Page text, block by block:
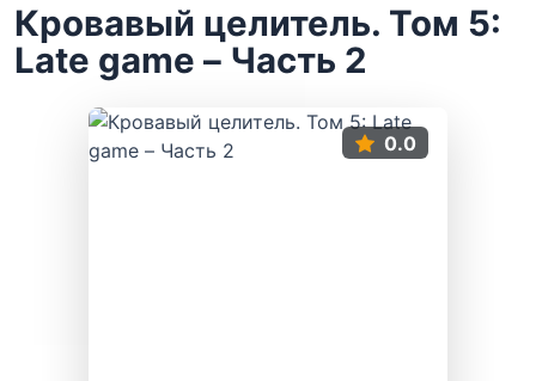
Кровавый целитель. Том 5:
Late game – Часть 2
0.0